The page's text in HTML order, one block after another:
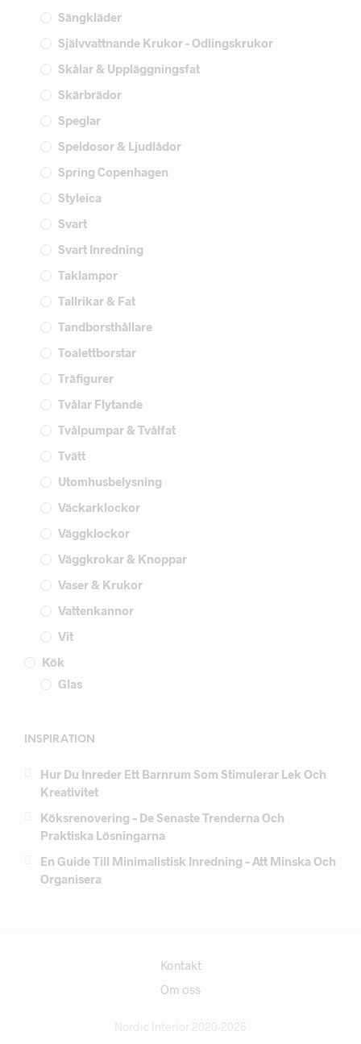
Sängkläder
Självvattnande Krukor - Odlingskrukor
Skålar & Uppläggningsfat
Skärbrädor
Speglar
Speldosor & Ljudlådor
Spring Copenhagen
Styleica
Svart
Svart Inredning
Taklampor
Tallrikar & Fat
Tandborsthållare
Toalettborstar
Träfigurer
Tvålar Flytande
Tvålpumpar & Tvålfat
Tvätt
Utomhusbelysning
Väckarklockor
Väggklockor
Väggkrokar & Knoppar
Vaser & Krukor
Vattenkannor
Vit
Kök
Glas
INSPIRATION
Hur Du Inreder Ett Barnrum Som Stimulerar Lek Och
Kreativitet
Köksrenovering – De Senaste Trenderna Och
Praktiska Lösningarna
En Guide Till Minimalistisk Inredning – Att Minska Och
Organisera
Kontakt
Om oss